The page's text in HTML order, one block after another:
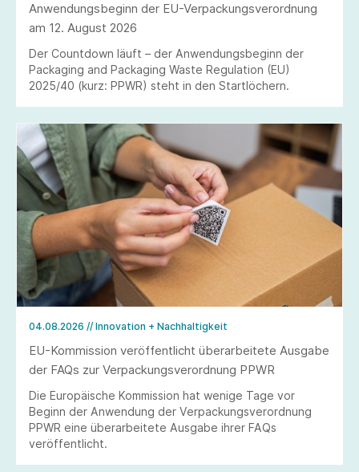
Anwendungsbeginn der EU-Verpackungsverordnung
am 12. August 2026
Der Countdown läuft – der Anwendungsbeginn der
Packaging and Packaging Waste Regulation (EU)
2025/40 (kurz: PPWR) steht in den Startlöchern.
04.08.2026 // Innovation + Nachhaltigkeit
EU-Kommission veröffentlicht überarbeitete Ausgabe
der FAQs zur Verpackungsverordnung PPWR
Die Europäische Kommission hat wenige Tage vor
Beginn der Anwendung der Verpackungsverordnung
PPWR eine überarbeitete Ausgabe ihrer FAQs
veröffentlicht.